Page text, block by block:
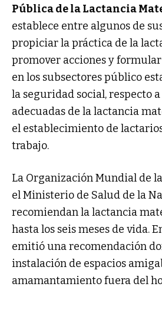
Pública de la Lactancia
establece entre algunos de
propiciar la práctica de la
promover acciones y
en los subsectores público
la seguridad social, respecto
adecuadas de la lactancia
el establecimiento de
trabajo.
La Organización Mundial de
el Ministerio de Salud de la
recomiendan la lactancia
hasta los seis meses de vida.
emitió una recomendación
instalación de espacios
amamantamiento fuera del